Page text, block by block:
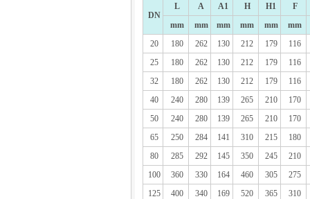
DN
L A A1 H H1
F
mm
mm mm mm mm
mm
20
180 262 130 212 179
116
25
180 262 130 212 179
116
32
180 262 130 212 179
116
40
240 280 139 265 210
170
50
240 280 139 265 210
170
65
250 284 141 310 215
180
80
285 292 145 350 245
210
100
360 330 164 460 305
275
125
400 340 169 520 365
310